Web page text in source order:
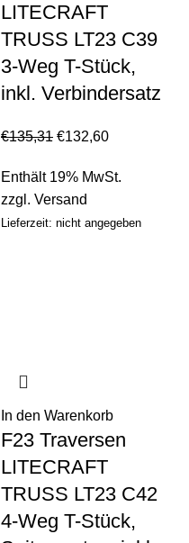
LITECRAFT
TRUSS LT23 C39
3-Weg T-Stück,
inkl. Verbindersatz
€135,31 €132,60
Enthält 19% MwSt.
zzgl. Versand
Lieferzeit: nicht angegeben
In den Warenkorb
F23 Traversen
LITECRAFT
TRUSS LT23 C42
4-Weg T-Stück,